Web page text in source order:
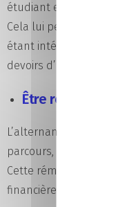
étudiant en formation
Cela lui permet de
étant intégré dans le
devoirs d’un salarié.
Être rémunéré
L’alternant perçoit un
parcours, en fonction
Cette rémunération
financière tout en